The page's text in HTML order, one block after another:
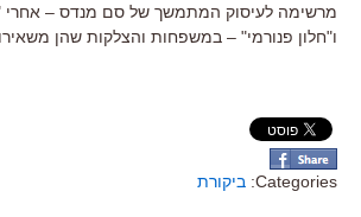
מרשימה לעיסוק המתמשך של סם מנדס – אחרי
ו"חלון פנורמי" – במשפחות והצלקות שהן
Categories: ביקורת